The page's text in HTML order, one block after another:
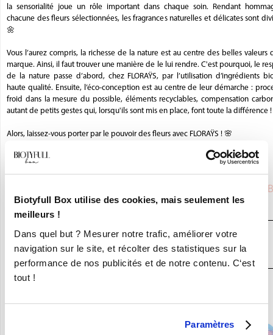
Biotyfull Box utilise des cookies, mais seulement les
meilleurs !
Dans quel but ? Mesurer notre trafic, améliorer votre
navigation sur le site, et récolter des statistiques sur la
performance de nos publicités et de notre contenu. C‘est
tout !
Paramètres
la sensorialité joue un rôle important dans chaque soin. Rendant
chacune des fleurs sélectionnées, les fragrances naturelles et délicates sont
🌼
Vous l’aurez compris, la richesse de la nature est au centre des belles valeurs
marque. Ainsi, il faut trouver une manière de le lui rendre. C'est pourquoi, le
de la nature passe d’abord, chez FLORAŸS, par l’utilisation d’ingrédients
haute qualité. Ensuite, l’éco-conception est au centre de leur démarche :
froid dans la mesure du possible, éléments recyclables, compensation
autant de petits gestes qui, lorsqu'ils sont mis en place, font toute la différence !
Alors, laissez-vous porter par le pouvoir des fleurs avec FLORAŸS ! 🌸
La Biotyfull Team
était partenaire de la BIOTYFULL
la Box Beauté Bio N°1 ?
JE DÉCOUVRE LA BOX BEAUTÉ BIO
N°1
Craquez pour vos 8 Nouvelles Box pour 9,90€ seulement !